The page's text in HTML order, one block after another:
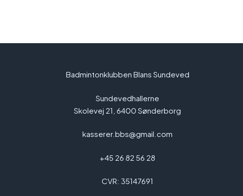
Badmintonklubben Blans Sundeved
Sundevedhallerne
Skolevej 21, 6400 Sønderborg
kasserer.bbs@gmail.com
+45 26 82 56 28
CVR: 35147691